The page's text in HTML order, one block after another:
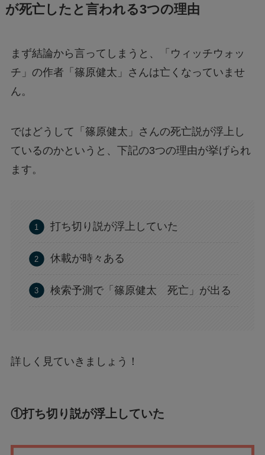
が死亡したと言われる3つの理由
まず結論から言ってしまうと、「ウィッチウォッ
チ」の作者「篠原健太」さんは亡くなっていませ
ん。
ではどうして「篠原健太」さんの死亡説が浮上し
ているのかというと、下記の3つの理由が挙げられ
ます。
打ち切り説が浮上していた
休載が時々ある
検索予測で「篠原健太 死亡」が出る
詳しく見ていきましょう！
①打ち切り説が浮上していた